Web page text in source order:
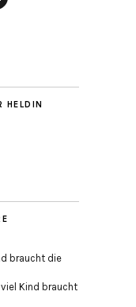
HELDIN
braucht die
Kind braucht